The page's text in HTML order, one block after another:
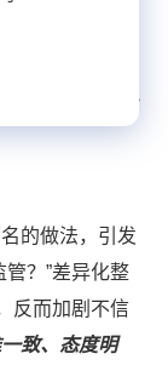
文化”
可以讲情绪、
符号区间。
的做法，引发
？”差异化整
反而加剧不信
致、态度明